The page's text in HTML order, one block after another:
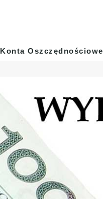
Konta Oszczędnościowe